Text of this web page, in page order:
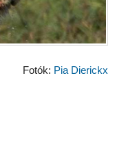
Fotók: Pia Dierickx